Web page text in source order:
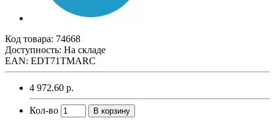
Код товара: 74668
Доступность: На складе
EAN: EDT71TMARC
4 972.60 р.
Кол-во В корзину